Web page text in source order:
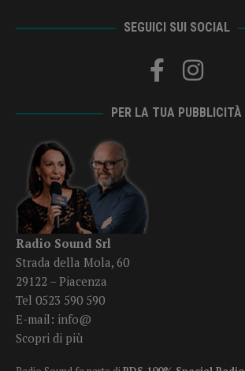
SEGUICI SUI SOCIAL
PER LA TUA PUBBLICITÀ
Radio Sound Srl
Strada della Mola, 60
29122 – Piacenza
Tel 0523 590 590
E-mail: info@
Scopri di più